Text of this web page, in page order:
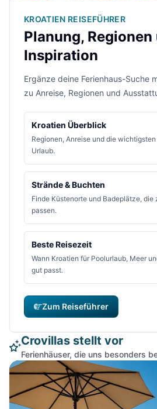
KROATIEN REISEFÜHRER
Planung, Regionen
Inspiration
Ergänze deine Ferienhaus-Suche
zu Anreise, Regionen und
Kroatien Überblick
Regionen, Anreise und die
Urlaub.
Strände & Buchten
Finde Küstenorte und Badeplätze, die
passen.
Beste Reisezeit
Wann Kroatien für Poolurlaub, Meer
gut passt.
Zum Reiseführer
Crovillas stellt vor
Ferienhäuser, die uns besonders